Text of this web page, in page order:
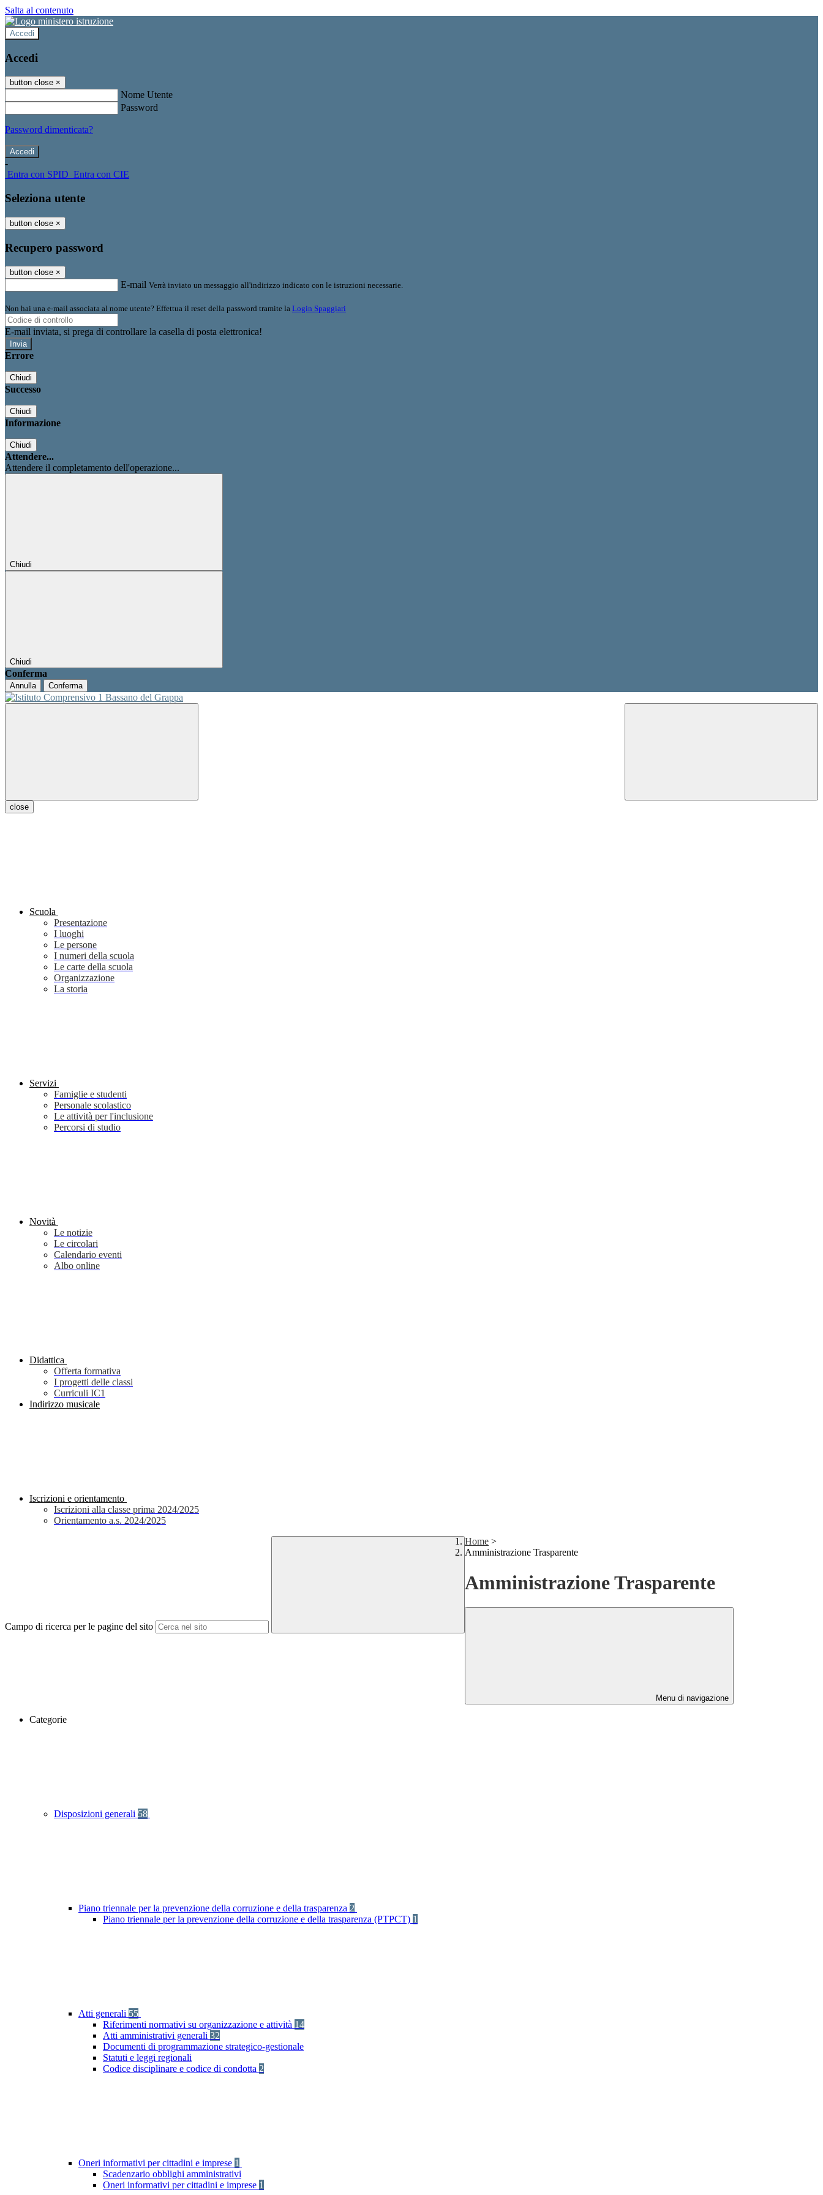
Salta al contenuto
Accedi
Accedi
button close ×
Nome Utente
Password
Password dimenticata?
-
Entra con SPID Entra con CIE
Seleziona utente
button close ×
Recupero password
button close ×
E-mail Verrà inviato un messaggio all'indirizzo indicato con le istruzioni necessarie.
Non hai una e-mail associata al nome utente? Effettua il reset della password tramite la Login Spaggiari
E-mail inviata, si prega di controllare la casella di posta elettronica!
Errore
Chiudi
Successo
Chiudi
Informazione
Chiudi
Attendere...
Attendere il completamento dell'operazione...
Chiudi
Chiudi
Conferma
Annulla Conferma
close
Scuola
Presentazione
I luoghi
Le persone
I numeri della scuola
Le carte della scuola
Organizzazione
La storia
Servizi
Famiglie e studenti
Personale scolastico
Le attività per l'inclusione
Percorsi di studio
Novità
Le notizie
Le circolari
Calendario eventi
Albo online
Didattica
Offerta formativa
I progetti delle classi
Curriculi IC1
Indirizzo musicale
Iscrizioni e orientamento
Iscrizioni alla classe prima 2024/2025
Orientamento a.s. 2024/2025
Campo di ricerca per le pagine del sito
Home >
Amministrazione Trasparente
Amministrazione Trasparente
Menu di navigazione
Categorie
Disposizioni generali 58
Piano triennale per la prevenzione della corruzione e della trasparenza 2
Piano triennale per la prevenzione della corruzione e della trasparenza (PTPCT) 1
Atti generali 55
Riferimenti normativi su organizzazione e attività 14
Atti amministrativi generali 32
Documenti di programmazione strategico-gestionale
Statuti e leggi regionali
Codice disciplinare e codice di condotta 2
Oneri informativi per cittadini e imprese 1
Scadenzario obblighi amministrativi
Oneri informativi per cittadini e imprese 1